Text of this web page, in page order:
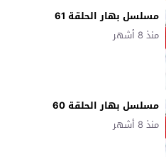
مسلسل بهار الحلقة 61
منذ 8 أشهر
مسلسل بهار الحلقة 60
منذ 8 أشهر